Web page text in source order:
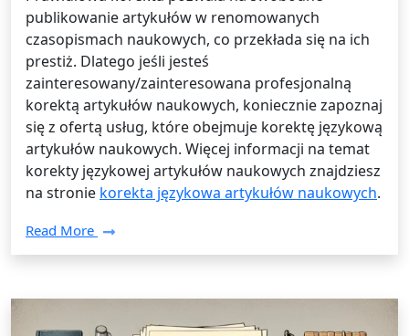
publikowanie artykułów w renomowanych
czasopismach naukowych, co przekłada się na ich
prestiż. Dlatego jeśli jesteś
zainteresowany/zainteresowana profesjonalną
korektą artykułów naukowych, koniecznie zapoznaj
się z ofertą usług, które obejmuje korektę językową
artykułów naukowych. Więcej informacji na temat
korekty językowej artykułów naukowych znajdziesz
na stronie korekta językowa artykułów naukowych.
Read More